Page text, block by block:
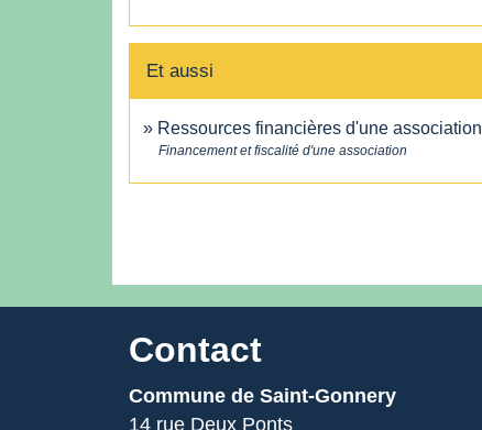
Et aussi
Ressources financières d'une association
Financement et fiscalité d'une association
Contact
Commune de Saint-Gonnery
14 rue Deux Ponts